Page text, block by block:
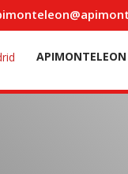
APIMONTELEON